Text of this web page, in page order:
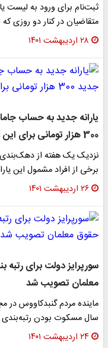
ثبت‌نام برای ورود به لیست
متقاضیان در کنار دو روزی که
۲۸ اردیبهشت ۱۴۰۱
یارانه جدید به حساب
300 هزار تومانی برای این افراد
نزدیک یک هفته از دهک‌بندی
برخی از افراد مشمول این
۲۶ اردیبهشت ۱۴۰۱
سورپرایز دولت برای
معلمان تصویب شد
سال مسکوت بودن رتبه‌بندی
۲۴ اردیبهشت ۱۴۰۱